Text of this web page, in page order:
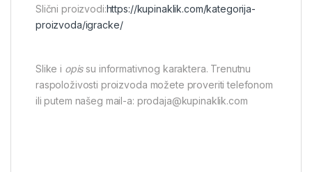
Slični proizvodi:https://kupinaklik.com/kategorija-
proizvoda/igracke/
Slike i opissu informativnog karaktera. Trenutnu
raspoloživosti proizvoda možete proveriti telefonom
ili putem našeg mail-a: prodaja@kupinaklik.com